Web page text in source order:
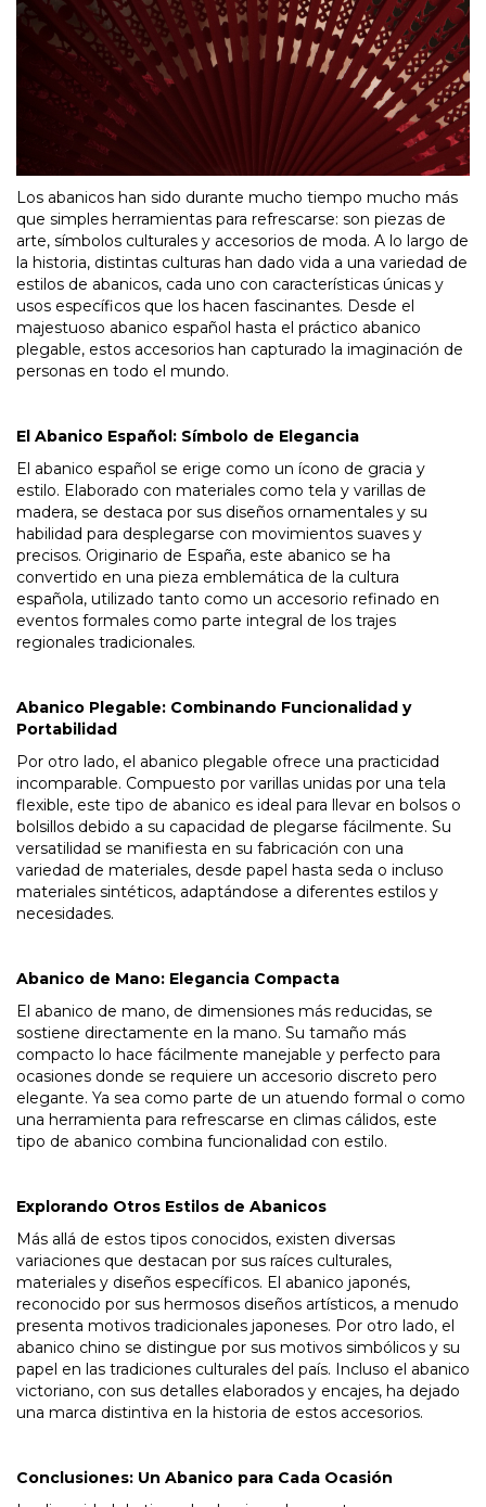
Los abanicos han sido durante mucho tiempo mucho más
que simples herramientas para refrescarse: son piezas de
arte, símbolos culturales y accesorios de moda. A lo largo de
la historia, distintas culturas han dado vida a una variedad de
estilos de abanicos, cada uno con características únicas y
usos específicos que los hacen fascinantes. Desde el
majestuoso abanico español hasta el práctico abanico
plegable, estos accesorios han capturado la imaginación de
personas en todo el mundo.
El Abanico Español: Símbolo de Elegancia
El abanico español se erige como un ícono de gracia y
estilo. Elaborado con materiales como tela y varillas de
madera, se destaca por sus diseños ornamentales y su
habilidad para desplegarse con movimientos suaves y
precisos. Originario de España, este abanico se ha
convertido en una pieza emblemática de la cultura
española, utilizado tanto como un accesorio refinado en
eventos formales como parte integral de los trajes
regionales tradicionales.
Abanico Plegable: Combinando Funcionalidad y
Portabilidad
Por otro lado, el abanico plegable ofrece una practicidad
incomparable. Compuesto por varillas unidas por una tela
flexible, este tipo de abanico es ideal para llevar en bolsos o
bolsillos debido a su capacidad de plegarse fácilmente. Su
versatilidad se manifiesta en su fabricación con una
variedad de materiales, desde papel hasta seda o incluso
materiales sintéticos, adaptándose a diferentes estilos y
necesidades.
Abanico de Mano: Elegancia Compacta
El abanico de mano, de dimensiones más reducidas, se
sostiene directamente en la mano. Su tamaño más
compacto lo hace fácilmente manejable y perfecto para
ocasiones donde se requiere un accesorio discreto pero
elegante. Ya sea como parte de un atuendo formal o como
una herramienta para refrescarse en climas cálidos, este
tipo de abanico combina funcionalidad con estilo.
Explorando Otros Estilos de Abanicos
Más allá de estos tipos conocidos, existen diversas
variaciones que destacan por sus raíces culturales,
materiales y diseños específicos. El abanico japonés,
reconocido por sus hermosos diseños artísticos, a menudo
presenta motivos tradicionales japoneses. Por otro lado, el
abanico chino se distingue por sus motivos simbólicos y su
papel en las tradiciones culturales del país. Incluso el abanico
victoriano, con sus detalles elaborados y encajes, ha dejado
una marca distintiva en la historia de estos accesorios.
Conclusiones: Un Abanico para Cada Ocasión